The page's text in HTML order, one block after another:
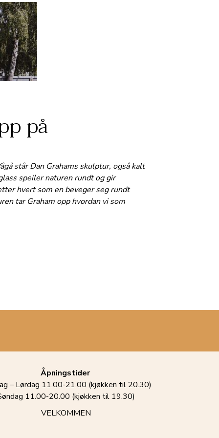
på
står Dan Grahams skulptur, også kalt
speiler naturen rundt og gir
hvert som en beveger seg rundt
tar Graham opp hvordan vi som
Åpningstider
– Lørdag 11.00-21.00 (kjøkken til 20.30)
11.00-20.00 (kjøkken til 19.30)
VELKOMMEN